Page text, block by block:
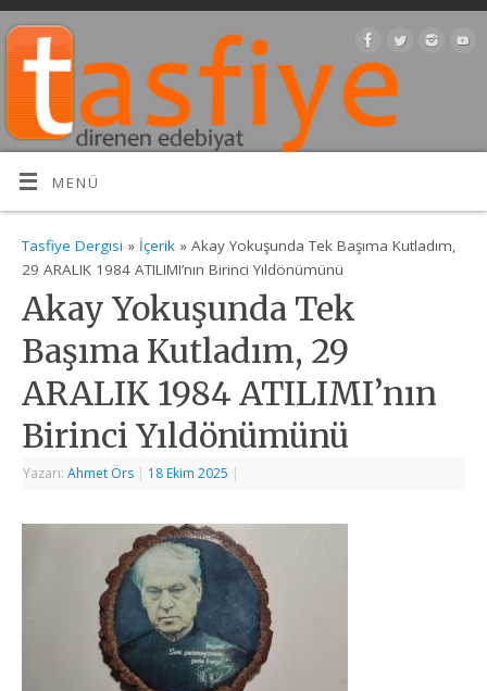
MENÜ
Tasfiye Dergisi » İçerik » Akay Yokuşunda Tek Başıma Kutladım,
29 ARALIK 1984 ATILIMI’nın Birinci Yıldönümünü
Akay Yokuşunda Tek
Başıma Kutladım, 29
ARALIK 1984 ATILIMI’nın
Birinci Yıldönümünü
Yazarı:Ahmet Örs | 18 Ekim 2025 |